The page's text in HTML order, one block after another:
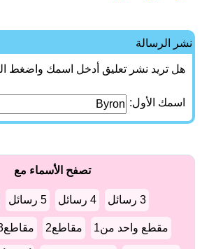
نشر الرسالة
هل تريد نشر تعليق أدخل اسمك واضغط
اسمك الأول:
تصفح الأسماء مع
3 رسائل 4 رسائل 5 رسائل
مقطع واحد من1 مقاطع2 مقاطع3